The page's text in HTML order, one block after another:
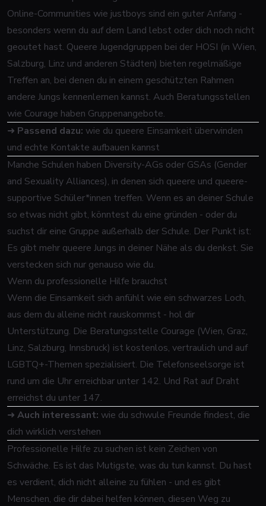
Online-Communities wie justboys sind ein guter Anfang -
besonders wenn du auf dem Land lebst oder dich noch nicht
geoutet hast. Queere Jugendgruppen bei der HOSI (in Wien,
Salzburg, Linz und anderen Städten) bieten regelmäßige
Treffen an, bei denen du in einem geschützten Rahmen
andere Jungs kennenlernen kannst. Auch Beratungsstellen
wie Courage haben Gruppenangebote.
➜ Passend dazu: wie du queere Einsamkeit überwinden
und echte Kontakte aufbauen kannst
Manche Schulen haben Diversity-AGs oder GSAs (Gender
and Sexuality Alliances), in denen sich queere und queere-
supportive Schüler*innen treffen. Wenn es an deiner Schule
so etwas nicht gibt, könntest du eine gründen - oder du
suchst dir eine Gruppe außerhalb der Schule. Der Punkt ist:
Es gibt mehr queere Jungs in deiner Nähe als du denkst. Sie
verstecken sich nur genauso wie du.
Wenn du professionelle Hilfe brauchst
Wenn die Einsamkeit sich anfühlt wie ein schwarzes Loch,
aus dem du alleine nicht rauskommst - hol dir
Unterstützung. Die Beratungsstelle Courage (Wien, Graz,
Linz, Salzburg, Innsbruck) ist kostenlos, vertraulich und auf
LGBTQ+-Themen spezialisiert. Die Telefonseelsorge ist
rund um die Uhr erreichbar unter 142. Und Rat auf Draht
erreichst du unter 147.
➜ Auch interessant: wie du schwule Freunde findest, die
dich wirklich verstehen
Professionelle Hilfe zu suchen ist kein Zeichen von
Schwäche. Es ist das Mutigste, was du tun kannst. Du hast
es verdient, dich nicht alleine zu fühlen - und es gibt
Menschen, die dir dabei helfen können, diesen Weg zu